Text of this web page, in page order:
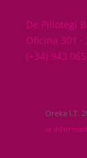
De Pillotegi
Oficina 301 ·
(+34) 943
Oreka I.T.
la